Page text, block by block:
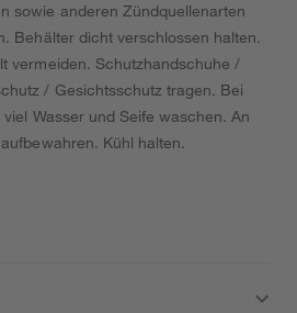
sowie anderen Zündquellenarten
Behälter dicht verschlossen halten.
vermeiden. Schutzhandschuhe /
/ Gesichtsschutz tragen. Bei
Wasser und Seife waschen. An
Kühl halten.